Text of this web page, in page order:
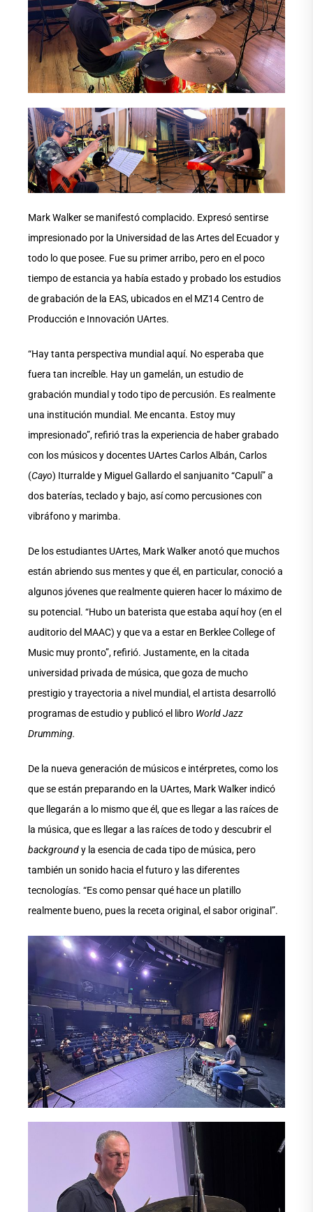
Mark Walker se manifestó complacido. Expresó sentirse
impresionado por la Universidad de las Artes del Ecuador y
todo lo que posee. Fue su primer arribo, pero en el poco
tiempo de estancia ya había estado y probado los estudios
de grabación de la EAS, ubicados en el MZ14 Centro de
Producción e Innovación UArtes.
“Hay tanta perspectiva mundial aquí. No esperaba que
fuera tan increíble. Hay un gamelán, un estudio de
grabación mundial y todo tipo de percusión. Es realmente
una institución mundial. Me encanta. Estoy muy
impresionado”, refirió tras la experiencia de haber grabado
con los músicos y docentes UArtes Carlos Albán, Carlos
(Cayo) Iturralde y Miguel Gallardo el sanjuanito “Capulí” a
dos baterías, teclado y bajo, así como percusiones con
vibráfono y marimba.
De los estudiantes UArtes, Mark Walker anotó que muchos
están abriendo sus mentes y que él, en particular, conoció a
algunos jóvenes que realmente quieren hacer lo máximo de
su potencial. “Hubo un baterista que estaba aquí hoy (en el
auditorio del MAAC) y que va a estar en Berklee College of
Music muy pronto”, refirió. Justamente, en la citada
universidad privada de música, que goza de mucho
prestigio y trayectoria a nivel mundial, el artista desarrolló
programas de estudio y publicó el libro World Jazz
Drumming.
De la nueva generación de músicos e intérpretes, como los
que se están preparando en la UArtes, Mark Walker indicó
que llegarán a lo mismo que él, que es llegar a las raíces de
la música, que es llegar a las raíces de todo y descubrir el
backgroundy la esencia de cada tipo de música, pero
también un sonido hacia el futuro y las diferentes
tecnologías. “Es como pensar qué hace un platillo
realmente bueno, pues la receta original, el sabor original”.